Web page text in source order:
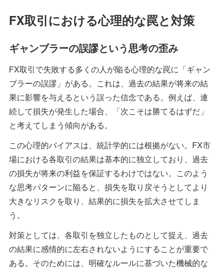
FX取引における心理的な罠と対策
ギャンブラーの誤謬という思考の歪み
FX取引で失敗する多くの人が陥る心理的な罠に「ギャン
ブラーの誤謬」がある。これは、過去の結果が将来の結
果に影響を与えるという誤った信念である。例えば、連
続して損失が発生した場合、「次こそは勝てるはずだ」
と考えてしまう傾向がある。
この心理的バイアスは、統計学的には根拠がない。FX市
場における各取引の結果は基本的に独立しており、過去
の損失が将来の利益を保証するわけではない。このよう
な思考パターンに陥ると、損失を取り戻そうとしてより
大きなリスクを取り、結果的に損失を拡大させてしま
う。
対策としては、各取引を独立したものとして捉え、過去
の結果に感情的に左右されないようにすることが重要で
ある。そのためには、明確なルールに基づいた機械的な